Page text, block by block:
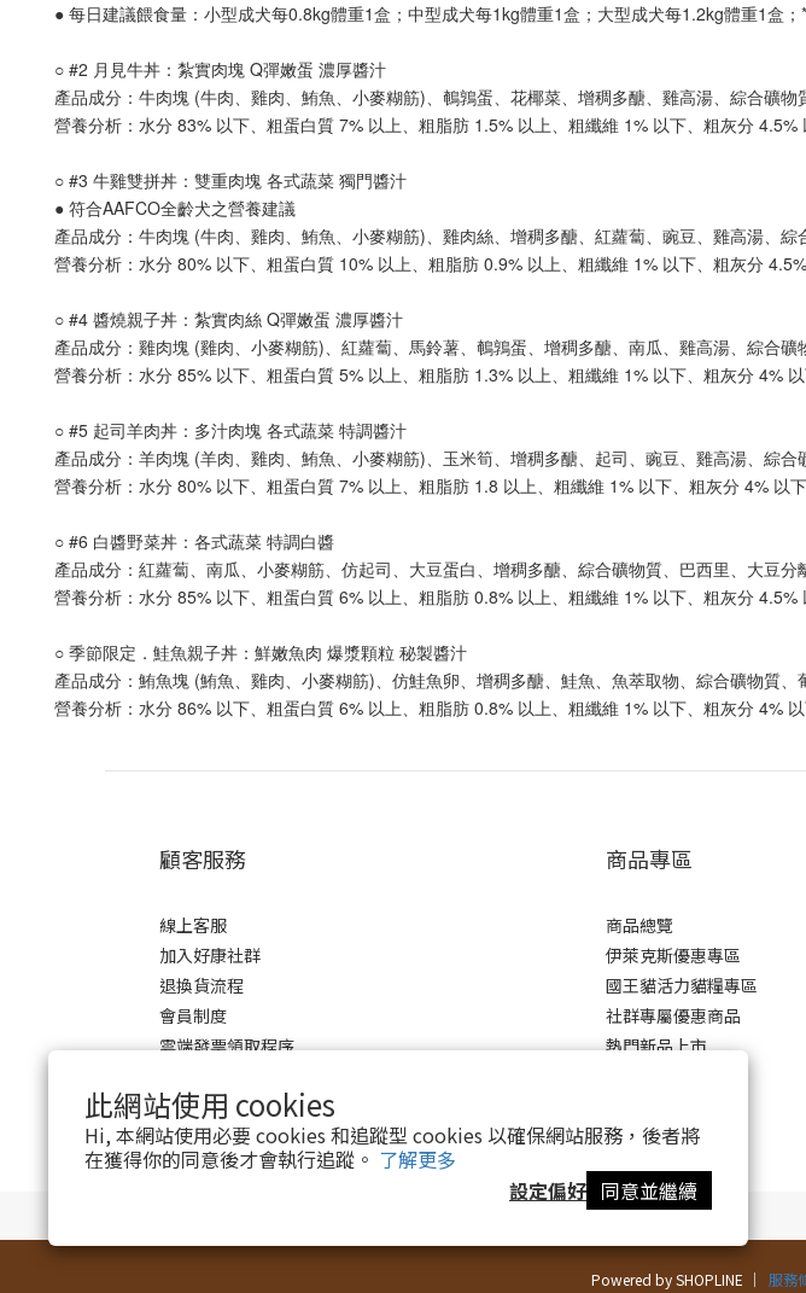
此網站使用 cookies
Hi, 本網站使用必要 cookies 和追蹤型 cookies 以確保網站服務，後者將
在獲得你的同意後才會執行追蹤。 了解更多
設定偏好 同意並繼續
● 每日建議餵食量：小型成犬每0.8kg體重1盒；中型成犬每1kg體重1盒；大型成犬每1.2kg體重1盒
○ #2 月見牛丼：紮實肉塊 Q彈嫩蛋 濃厚醬汁
產品成分：牛肉塊 (牛肉、雞肉、鮪魚、小麥糊筋)、鵪鶉蛋、花椰菜、增稠多醣、雞高湯、綜合礦
營養分析：水分 83% 以下、粗蛋白質 7% 以上、粗脂肪 1.5% 以上、粗纖維 1% 以下、粗灰分
○ #3 牛雞雙拼丼：雙重肉塊 各式蔬菜 獨門醬汁
● 符合AAFCO全齡犬之營養建議
產品成分：牛肉塊 (牛肉、雞肉、鮪魚、小麥糊筋)、雞肉絲、增稠多醣、紅蘿蔔、豌豆、雞高湯、
營養分析：水分 80% 以下、粗蛋白質 10% 以上、粗脂肪 0.9% 以上、粗纖維 1% 以下、粗灰分
○ #4 醬燒親子丼：紮實肉絲 Q彈嫩蛋 濃厚醬汁
產品成分：雞肉塊 (雞肉、小麥糊筋)、紅蘿蔔、馬鈴薯、鵪鶉蛋、增稠多醣、南瓜、雞高湯、綜合
營養分析：水分 85% 以下、粗蛋白質 5% 以上、粗脂肪 1.3% 以上、粗纖維 1% 以下、粗灰分 4%
○ #5 起司羊肉丼：多汁肉塊 各式蔬菜 特調醬汁
產品成分：羊肉塊 (羊肉、雞肉、鮪魚、小麥糊筋)、玉米筍、增稠多醣、起司、豌豆、雞高湯、綜
營養分析：水分 80% 以下、粗蛋白質 7% 以上、粗脂肪 1.8 以上、粗纖維 1% 以下、粗灰分 4% 以
○ #6 白醬野菜丼：各式蔬菜 特調白醬
產品成分：紅蘿蔔、南瓜、小麥糊筋、仿起司、大豆蛋白、增稠多醣、綜合礦物質、巴西里、大豆
營養分析：水分 85% 以下、粗蛋白質 6% 以上、粗脂肪 0.8% 以上、粗纖維 1% 以下、粗灰分
○ 季節限定．鮭魚親子丼：鮮嫩魚肉 爆漿顆粒 秘製醬汁
產品成分：鮪魚塊 (鮪魚、雞肉、小麥糊筋)、仿鮭魚卵、增稠多醣、鮭魚、魚萃取物、綜合礦物質
營養分析：水分 86% 以下、粗蛋白質 6% 以上、粗脂肪 0.8% 以上、粗纖維 1% 以下、粗灰分 4%
顧客服務
線上客服
加入好康社群
退換貨流程
會員制度
雲端發票領取程序
商品專區
商品總覽
伊萊克斯優惠專區
國王貓活力貓糧專區
社群專屬優惠商品
熱門新品上市
Powered by SHOPLINE │ 服務